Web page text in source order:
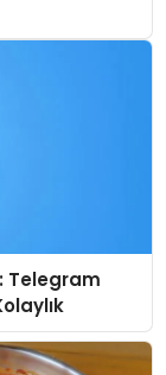
Telegram